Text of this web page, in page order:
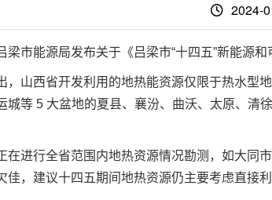
2024-
梁市能源局发布关于《吕梁市“十四五”新能源和
，山西省开发利用的地热能资源仅限于热水型
城等 5 大盆地的夏县、襄汾、曲沃、太原、清
在进行全省范围内地热资源情况勘测，如大同
佳，建议十四五期间地热资源仍主要考虑直接利